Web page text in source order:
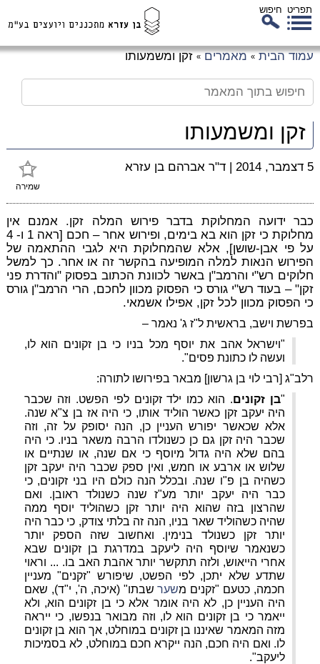
תפריט חיפוש
עמוד הבית » מאמרים » זקן ומשמעותו
זקן ומשמעותו
שמירה
5 דצמבר, 2014 | ד"ר אברהם בן עזרא
כבר ידועה המחלוקת בדבר פירוש המלה זקן. אמנם אין
מחלוקת כי זקן הוא בא בימים, ופירוש אחר – חכם [ראה 1 ו- 4
על פי אבן-שושן], אלא שהמחלוקת היא לגבי ההתאמה של
הפירוש הנאות למלה המופיעה בהקשר זה או אחר. כך למשל
חלוקים רש"י והרמב"ן באשר לכוונת הכתוב בפסוק "והדרת פני
זקן" – בעוד רש"י גורס כי הפסוק מכוון לחכם, הרי הרמב"ן גורס
כי הפסוק מכוון לכל זקן, אפילו אשמאי.
בפרשת וישב, בראשית ל"ז ג' נאמר –
"וישראל אהב את יוסף מכל בניו כי בן זקונים הוא לו,
ועשה לו כתונת פסים".
רלב"ג [רבי לוי בן גרשון] מבאר בפירושו לתורה:
"בן זקונים. הוא כמו ילד זקונים לפי הפשט. וזה שכבר
היה יעקב זקן כאשר הוליד אותו, כי היה אז בן צ"א שנה.
אלא שכאשר יפורש העניין כן, הנה יסופק על זה, וזה
שכבר היה זקן גם כן כשנולדו הרבה משאר בניו. כי היה
בהם שלא היה גדול מיוסף כי אם שנה, או שנתיים או
שלוש או ארבע או חמש, ואין ספק שכבר היה יעקב זקן
כשהיה בן פ"ו שנה. ובכלל הנה כולם היו בני זקונים, כי
כבר היה יעקב יותר מע"ז שנה כשנולד ראובן. ואם
שהרצון בזה שהוא היה יותר זקן כשהוליד יוסף ממה
שהיה כשהוליד שאר בניו, הנה זה בלתי צודק, כי כבר היה
יותר זקן כשנולד בנימין. ואחשוב שזה הספק יותר
כשנאמר שיוסף היה ליעקב במדרגת בן זקונים שבא
אחרי הייאוש, ולזה תתקשר יותר אהבת האב בו. ... וראוי
שתדע שלא יתכן, לפי הפשט, שיפורש "זקנים" מעניין
חכמה, כטעם "זקנים משערשבתו" (איכה, ה', י"ד), שאם
היה העניין כן, לא היה אומר אלא כי בן זקונים הוא, ולא
ייאמר כי בן זקונים הוא לו, וזה מבואר בנפשו, כי ייראה
מזה המאמר שאיננו בן זקונים במוחלט, אך הוא בן זקונים
לו. ואם היה חכם, הנה ייקרא חכם במוחלט, לא בסמיכות
ליעקב".